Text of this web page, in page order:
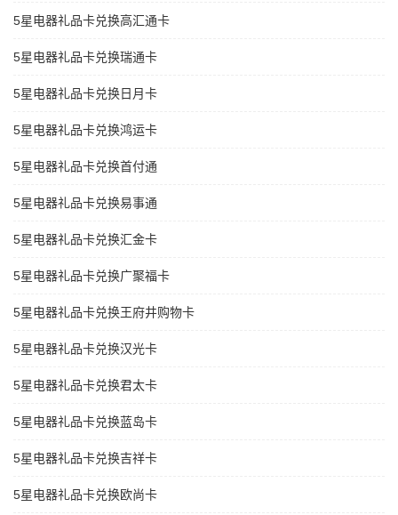
5星电器礼品卡兑换高汇通卡
5星电器礼品卡兑换瑞通卡
5星电器礼品卡兑换日月卡
5星电器礼品卡兑换鸿运卡
5星电器礼品卡兑换首付通
5星电器礼品卡兑换易事通
5星电器礼品卡兑换汇金卡
5星电器礼品卡兑换广聚福卡
5星电器礼品卡兑换王府井购物卡
5星电器礼品卡兑换汉光卡
5星电器礼品卡兑换君太卡
5星电器礼品卡兑换蓝岛卡
5星电器礼品卡兑换吉祥卡
5星电器礼品卡兑换欧尚卡